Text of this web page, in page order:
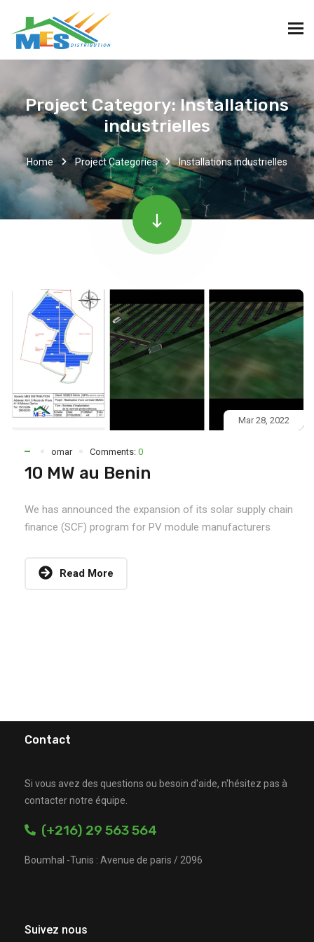
Project Category:Installations
industrielles
Home Project Categories Installations industrielles
Mar 28, 2022
omar Comments: 0
10 MW au Benin
We has announced the expansion of its solar supply chain
finance (SCF) program for PV module manufacturers
Read More
Contact
Si vous avez des questions ou besoin d'aide, n'hésitez pas à
contacter notre équipe.
(+216) 29 563 564
Boumhal -Tunis : Avenue de paris / 2096
Suivez nous